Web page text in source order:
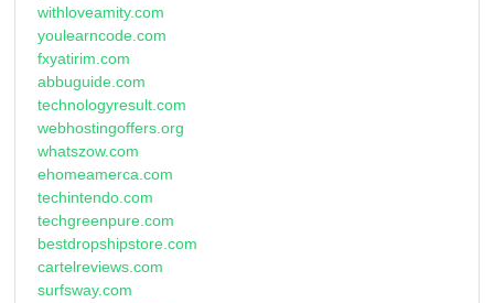
withloveamity.com
youlearncode.com
fxyatirim.com
abbuguide.com
technologyresult.com
webhostingoffers.org
whatszow.com
ehomeamerca.com
techintendo.com
techgreenpure.com
bestdropshipstore.com
cartelreviews.com
surfsway.com